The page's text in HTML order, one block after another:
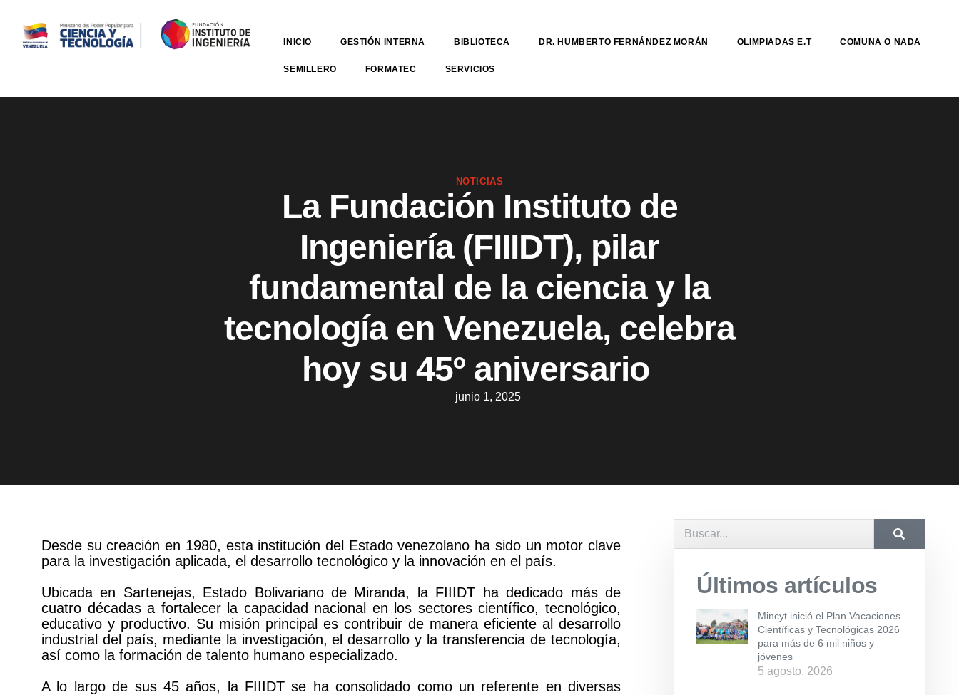
INICIO GESTIÓN INTERNA BIBLIOTECA DR. HUMBERTO FERNÁNDEZ MORÁN OLIMPIADAS E.T COMUNA O NADA
SEMILLERO FORMATEC SERVICIOS
NOTICIAS
La Fundación Instituto de
Ingeniería (FIIIDT), pilar
fundamental de la ciencia y la
tecnología en Venezuela, celebra
hoy su 45º aniversario
junio 1, 2025
Desde su creación en 1980, esta institución del Estado venezolano ha sido un motor clave
para la investigación aplicada, el desarrollo tecnológico y la innovación en el país.
Ubicada en Sartenejas, Estado Bolivariano de Miranda, la FIIIDT ha dedicado más de
cuatro décadas a fortalecer la capacidad nacional en los sectores científico, tecnológico,
educativo y productivo. Su misión principal es contribuir de manera eficiente al desarrollo
industrial del país, mediante la investigación, el desarrollo y la transferencia de tecnología,
así como la formación de talento humano especializado.
A lo largo de sus 45 años, la FIIIDT se ha consolidado como un referente en diversas
Últimos artículos
Mincyt inició el Plan Vacaciones
Científicas y Tecnológicas 2026
para más de 6 mil niños y
jóvenes
5 agosto, 2026